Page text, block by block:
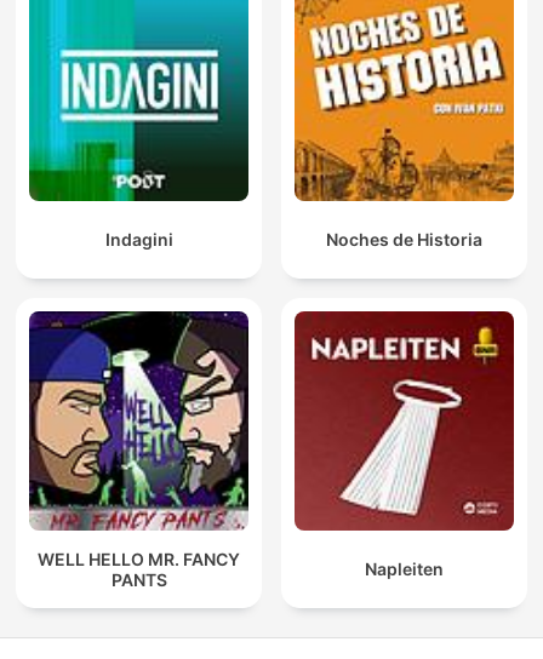
Indagini Noches de Historia
WELL HELLO MR. FANCY
PANTS
Napleiten